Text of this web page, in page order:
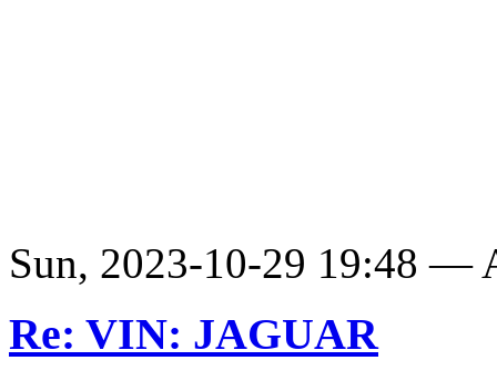
Sun, 2023-10-29 19:48 —
Re: VIN: JAGUAR